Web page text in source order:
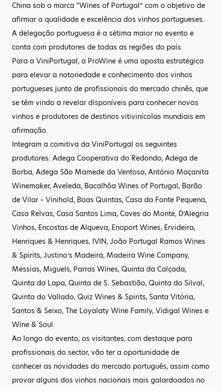
China sob a marca “Wines of Portugal” com o objetivo de
afirmar a qualidade e excelência dos vinhos portugueses.
A delegação portuguesa é a sétima maior no evento e
conta com produtores de todas as regiões do país.
Para a ViniPortugal, a ProWine é uma aposta estratégica
para elevar a notoriedade e conhecimento dos vinhos
portugueses junto de profissionais do mercado chinês, que
se têm vindo a revelar disponíveis para conhecer novos
vinhos e produtores de destinos vitivinícolas mundiais em
afirmação.
Integram a comitiva da ViniPortugal os seguintes
produtores: Adega Cooperativa do Redondo, Adega de
Borba, Adega São Mamede da Ventosa, António Maçanita
Winemaker, Aveleda, Bacalhôa Wines of Portugal, Barão
de Vilar – Vinihold, Boas Quintas, Casa da Fonte Pequena,
Casa Relvas, Casa Santos Lima, Caves do Monte, D’Alegria
Vinhos, Encostas de Alqueva, Enoport Wines, Ervideira,
Henriques & Henriques, IVIN, João Portugal Ramos Wines
& Spirits, Justino’s Madeira, Madeira Wine Company,
Messias, Miguels, Parras Wines, Quinta da Calçada,
Quinta da Lapa, Quinta de S. Sebastião, Quinta do Silval,
Quinta do Vallado, Quiz Wines & Spirits, Santa Vitória,
Santos & Seixo, The Loyalaty Wine Family, Vidigal Wines e
Wine & Soul.
Ao longo do evento, os visitantes, com destaque para
profissionais do sector, vão ter a oportunidade de
conhecer as novidades do mercado português, assim como
provar alguns dos vinhos nacionais mais galardoados no